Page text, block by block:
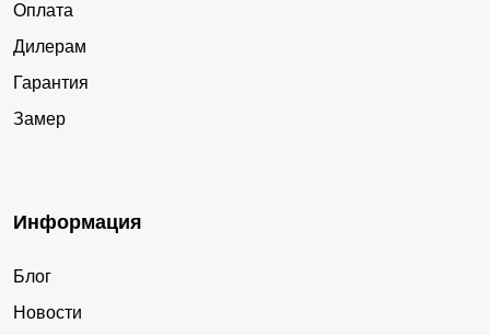
Оплата
Дилерам
Гарантия
Замер
Информация
Блог
Новости